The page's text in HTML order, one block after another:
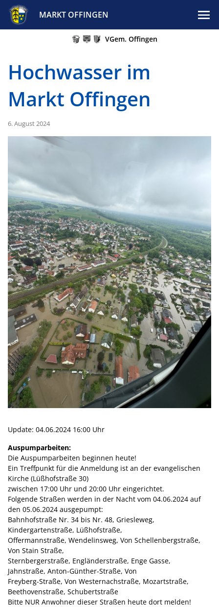
MARKT OFFINGEN
VGem. Offingen
Hochwasser im
Markt Offingen
6. August 2024
Update: 04.06.2024 16:00 Uhr
Auspumparbeiten:
Die Auspumparbeiten beginnen heute!
Ein Treffpunkt für die Anmeldung ist an der evangelischen
Kirche (Lüßhofstraße 30)
zwischen 17:00 Uhr und 20:00 Uhr eingerichtet.
Folgende Straßen werden in der Nacht vom 04.06.2024 auf
den 05.06.2024 ausgepumpt:
Bahnhofstraße Nr. 34 bis Nr. 48, Griesleweg,
Kindergartenstraße, Lüßhofstraße,
Offermannstraße, Wendelinsweg, Von Schellenbergstraße,
Von Stain Straße,
Sternbergerstraße, Engländerstraße, Enge Gasse,
Jahnstraße, Anton-Günther-Straße, Von
Freyberg-Straße, Von Westernachstraße, Mozartstraße,
Beethovenstraße, Schubertstraße
Bitte NUR Anwohner dieser Straßen heute dort melden!